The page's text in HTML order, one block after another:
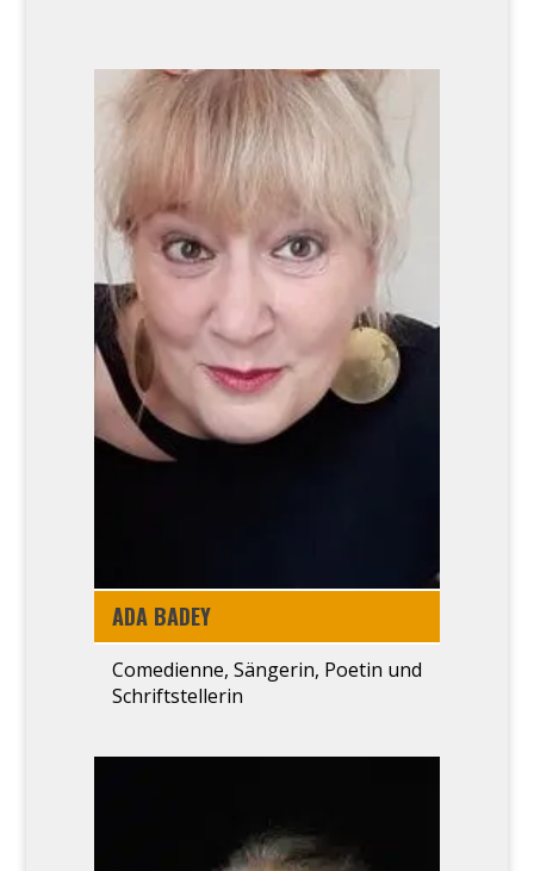
ADA BADEY
Come­di­en­ne, Sän­ge­rin, Poe­tin und
Schrift­stel­le­rin